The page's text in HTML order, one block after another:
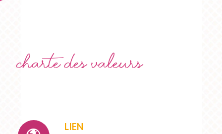
Charte des valeurs
LIEN